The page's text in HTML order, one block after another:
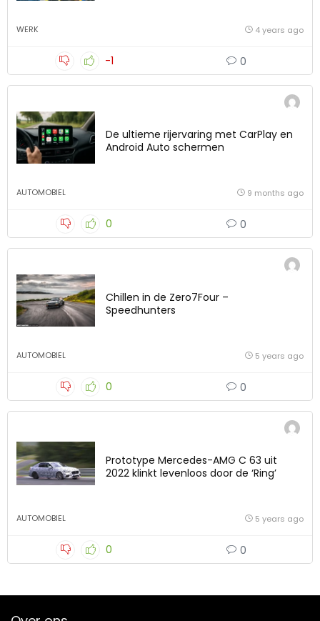
WERK 4 years ago
-1 0
De ultieme rijervaring met CarPlay en
Android Auto schermen
AUTOMOBIEL 9 months ago
0 0
Chillen in de Zero7Four –
Speedhunters
AUTOMOBIEL 5 years ago
0 0
Prototype Mercedes-AMG C 63 uit
2022 klinkt levenloos door de ‘Ring’
AUTOMOBIEL 5 years ago
0 0